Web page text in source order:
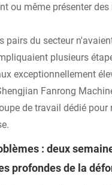
ou même présenter
pairs du secteur
plusieurs
exceptionnellement
Fanrong
de travail dédié
: deux
profondes de la